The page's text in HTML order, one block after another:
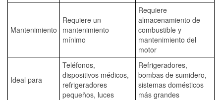
Mantenimiento
Requiere un
mantenimiento
mínimo
Requiere
almacenamiento de
combustible y
mantenimiento del
motor
Ideal para
Teléfonos,
dispositivos médicos,
refrigeradores
pequeños, luces
Refrigeradores,
bombas de sumidero,
sistemas domésticos
más grandes